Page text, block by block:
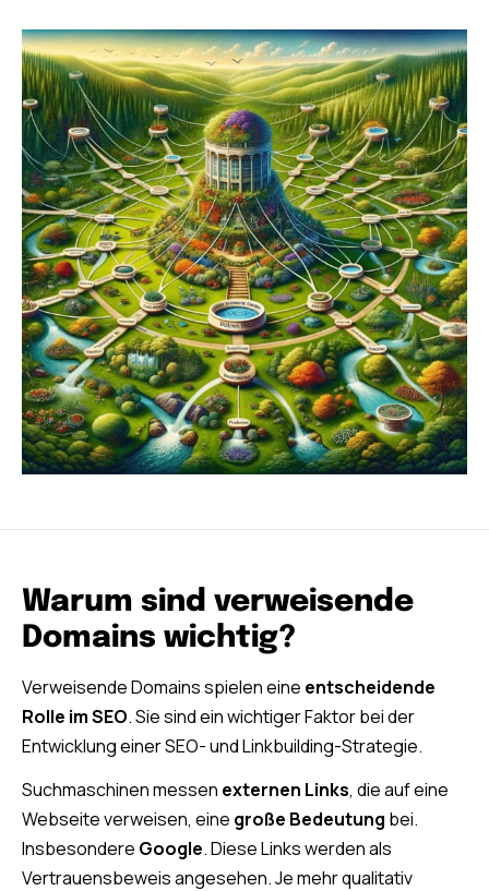
Warum sind verweisende
Domains wichtig?
Verweisende Domains spielen eine entscheidende
Rolle im SEO. Sie sind ein wichtiger Faktor bei der
Entwicklung einer SEO- und Linkbuilding-Strategie.
Suchmaschinen messen externen Links, die auf eine
Webseite verweisen, eine große Bedeutung bei.
Insbesondere Google. Diese Links werden als
Vertrauensbeweis angesehen. Je mehr qualitativ